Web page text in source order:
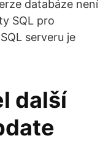
databáze není
SQL pro
serveru je
další